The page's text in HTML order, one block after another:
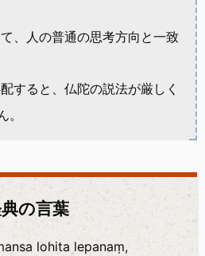
、人の普通の思考方向と一致
すると、仏陀の説法が厳しく
の言葉
lohita lepanaṃ,